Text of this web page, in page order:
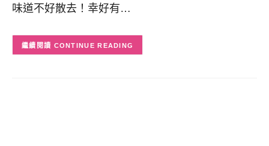
味道不好散去！幸好有…
CONTINUE READING